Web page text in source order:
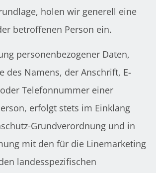
holen wir generell eine
betroffenen Person ein.
personenbezogener Daten,
des Namens, der Anschrift, E-
Telefonnummer einer
erfolgt stets im Einklang
Grundverordnung und in
mit den für die Linemarketing
landesspezifischen